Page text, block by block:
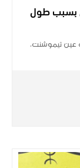
بسبب طول
عين تيموشنت،